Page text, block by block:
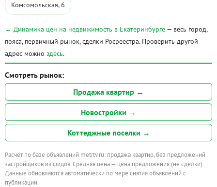
Комсомольская, 6
← Динамика цен на недвижимость в Екатеринбурге — весь город,
пояса, первичный рынок, сделки Росреестра. Проверить другой
адрес можно здесь.
Смотреть рынок:
Продажа квартир →
Новостройки →
Коттеджные поселки →
Расчёт по базе объявлений metrtv.ru: продажа квартир, без предложений
застройщиков из фидов. Средняя цена — цена предложения (не сделки).
Данные обновляются автоматически по мере снятия объявлений с
публикации.